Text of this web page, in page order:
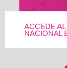
ACCEDE
NACIONAL